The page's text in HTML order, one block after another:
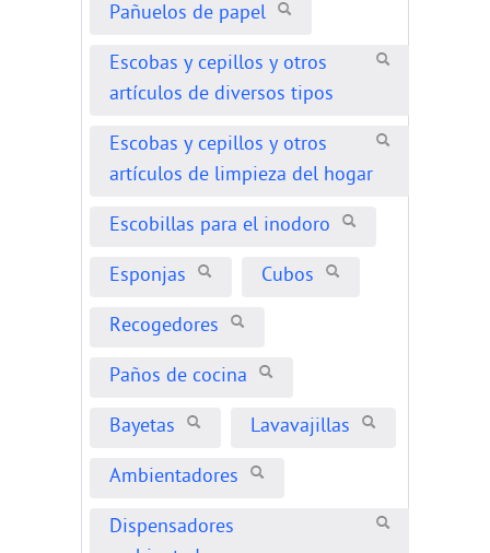
Pañuelos de papel
Escobas y cepillos y otros
artículos de diversos tipos
Escobas y cepillos y otros
artículos de limpieza del hogar
Escobillas para el inodoro
Esponjas Cubos
Recogedores
Paños de cocina
Bayetas Lavavajillas
Ambientadores
Dispensadores